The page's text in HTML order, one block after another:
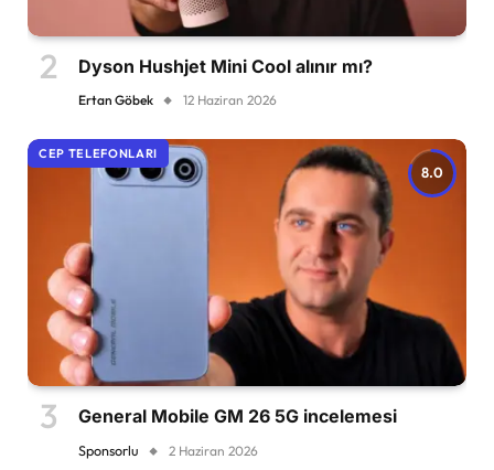
Dyson Hushjet Mini Cool alınır mı?
Ertan Göbek 12 Haziran 2026
8.0
CEP TELEFONLARI
General Mobile GM 26 5G incelemesi
Sponsorlu 2 Haziran 2026